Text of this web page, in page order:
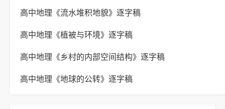
高中地理《流水堆积地貌》逐字稿
高中地理《植被与环境》逐字稿
高中地理《乡村的内部空间结构》逐字稿
高中地理《地球的公转》逐字稿